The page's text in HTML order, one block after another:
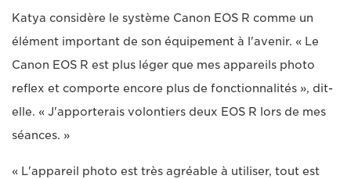
Katya considère le système Canon EOS R comme un
élément important de son équipement à l'avenir. « Le
Canon EOS R est plus léger que mes appareils photo
reflex et comporte encore plus de fonctionnalités », dit-
elle. « J'apporterais volontiers deux EOS R lors de mes
séances. »
« L'appareil photo est très agréable à utiliser, tout est